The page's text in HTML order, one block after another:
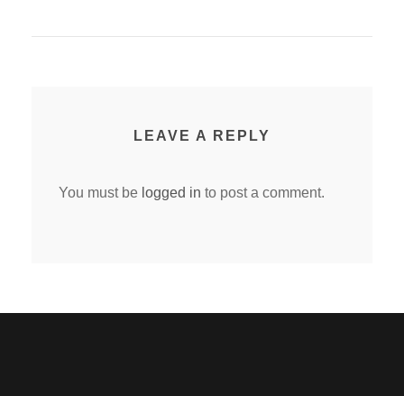
LEAVE A REPLY
You must be logged in to post a comment.